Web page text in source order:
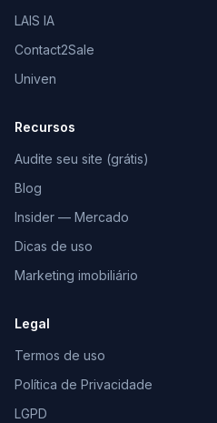
LAIS IA
Contact2Sale
Univen
Recursos
Audite seu site (grátis)
Blog
Insider — Mercado
Dicas de uso
Marketing imobiliário
Legal
Termos de uso
Política de Privacidade
LGPD